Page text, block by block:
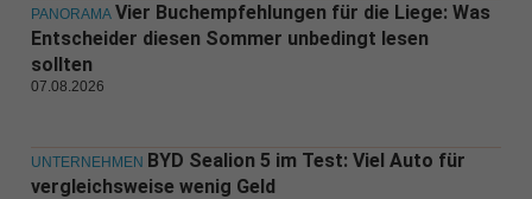
PANORAMA Vier Buchempfehlungen für die Liege: Was
Entscheider diesen Sommer unbedingt lesen
sollten
07.08.2026
UNTERNEHMEN BYD Sealion 5 im Test: Viel Auto für
vergleichsweise wenig Geld